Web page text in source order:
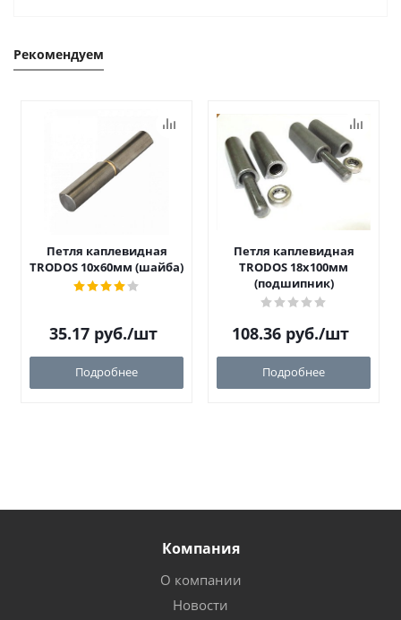
Рекомендуем
Петля каплевидная
TRODOS 10х60мм (шайба)
35.17 руб./шт
Подробнее
Петля каплевидная
TRODOS 18х100мм
(подшипник)
108.36 руб./шт
Подробнее
Компания
О компании
Новости